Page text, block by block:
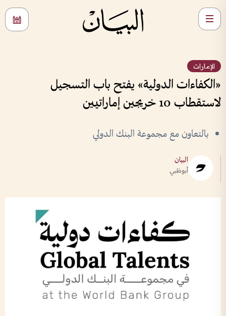
الإمارات
«الكفاءات الدولية» يفتح باب التسجيل
لاستقطاب 10 خريجين إماراتيين
بالتعاون مع مجموعة البنك الدولي
البيان
أبوظبي